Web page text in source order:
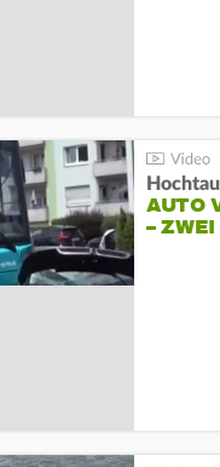
AUTO
–